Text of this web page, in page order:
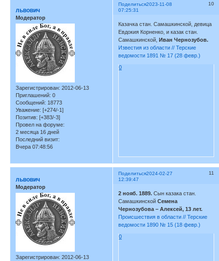
Поделиться 10
2023-11-08
07:25:31
львович
Модератор
Зарегистрирован: 2012-06-13
Приглашений: 0
Сообщений: 18773
Уважение: [+274/-1]
Позитив: [+383/-3]
Провел на форуме:
2 месяца 16 дней
Последний визит:
Вчера 07:48:56
Казачка стан. Самашкинской, девица
Евдокия Корненко, и казак стан.
Самашкинской,Иван Чернозубов.
Известия из области // Терские
ведомости 1891 № 17 (28 февр.)
0
Поделиться 11
2024-02-27
12:39:47
львович
Модератор
Зарегистрирован: 2012-06-13
2 нояб. 1889.Сын казака стан.
СамашкинскойСемена
Чернозубова – Алексей, 13 лет.
Происшествия в области // Терские
ведомости 1890 № 15 (18 февр.)
0